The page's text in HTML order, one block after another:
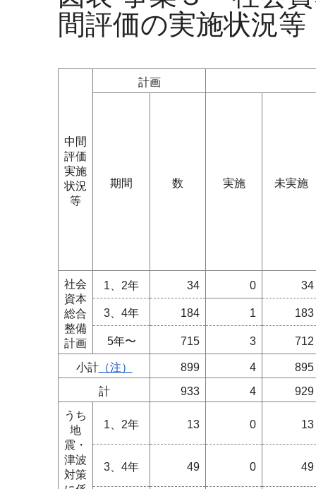
間評価の実施状況等
中間
評価
実施
状況
等
計画
期間 数 実施 未実施
社会
資本
総合
整備
計画
1、2年 34 0 34
3、4年 184 1 183
5年〜 715 3 712
小計（注） 899 4
895
計
933 4
929
うち
地
震・
津波
対策
1、2年 13 0 13
3、4年 49 0 49